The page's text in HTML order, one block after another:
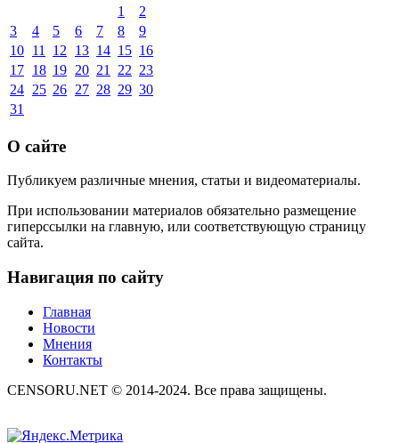
1
2
3
4 5 6 7 8
9
10 11 12 13 14 15 16
17 18 19 20 21 22 23
24 25 26 27 28 29 30
31
О сайте
Публикуем различные мнения, статьи и видеоматериалы.
При использовании материалов обязательно размещение
гиперссылки на главную, или соответствующую страницу
сайта.
Навигация по сайту
Главная
Новости
Мнения
Контакты
CENSORU.NET © 2014-2024. Все права защищены.